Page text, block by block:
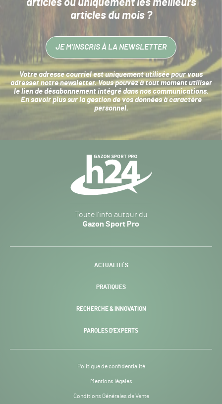
articlesou uniquement les meilleurs
articles du mois ?
JE M’INSCRIS À LA NEWSLETTER
Votre adresse courriel est uniquement utilisée pour vous
adresser notre newsletter. Vous pouvez à tout moment utiliser
le lien de désabonnement intégré dans nos communications.
En savoir plus sur la gestion de vos données à caractère
personnel.
Sport
Pro
-
Toute l’info autour du
Gazon Sport Pro
ACTUALITÉS
PRATIQUES
RECHERCHE & INNOVATION
PAROLES D’EXPERTS
Politique de confidentialité
Mentions légales
Conditions Générales de Vente